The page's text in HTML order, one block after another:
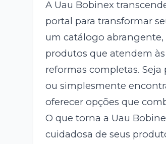
A Uau Bobinex
portal para transformar
um catálogo abrangente,
produtos que atendem
reformas completas.
ou simplesmente
oferecer opções que
O que torna a Uau
cuidadosa de seus